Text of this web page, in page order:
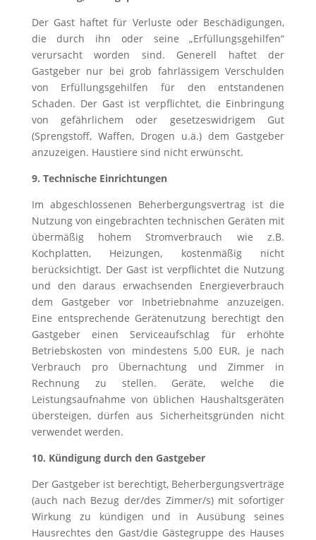
Der Gast haftet für Verluste oder Beschädigungen,
die durch ihn oder seine „Erfüllungsgehilfen“
verursacht worden sind. Generell haftet der
Gastgeber nur bei grob fahrlässigem Verschulden
von Erfüllungsgehilfen für den entstandenen
Schaden. Der Gast ist verpflichtet, die Einbringung
von gefährlichem oder gesetzeswidrigem Gut
(Sprengstoff, Waffen, Drogen u.ä.) dem Gastgeber
anzuzeigen. Haustiere sind nicht erwünscht.
9. Technische Einrichtungen
Im abgeschlossenen Beherbergungsvertrag ist die
Nutzung von eingebrachten technischen Geräten mit
übermäßig hohem Stromverbrauch wie z.B.
Kochplatten, Heizungen, kostenmäßig nicht
berücksichtigt. Der Gast ist verpflichtet die Nutzung
und den daraus erwachsenden Energieverbrauch
dem Gastgeber vor Inbetriebnahme anzuzeigen.
Eine entsprechende Gerätenutzung berechtigt den
Gastgeber einen Serviceaufschlag für erhöhte
Betriebskosten von mindestens 5,00 EUR, je nach
Verbrauch pro Übernachtung und Zimmer in
Rechnung zu stellen. Geräte, welche die
Leistungsaufnahme von üblichen Haushaltsgeräten
übersteigen, dürfen aus Sicherheitsgründen nicht
verwendet werden.
10. Kündigung durch den Gastgeber
Der Gastgeber ist berechtigt, Beherbergungsverträge
(auch nach Bezug der/des Zimmer/s) mit sofortiger
Wirkung zu kündigen und in Ausübung seines
Hausrechtes den Gast/die Gästegruppe des Hauses